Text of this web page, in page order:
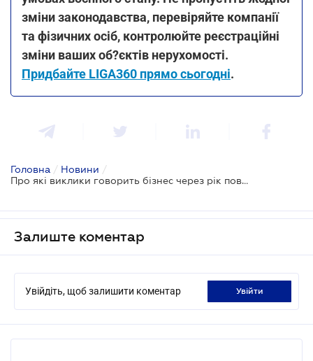
зміни законодавства, перевіряйте компанії
та фізичних осіб, контролюйте реєстраційні
зміни ваших об?єктів нерухомості.
Придбайте LIGA360 прямо сьогодні.
Головна / Новини /
Про які виклики говорить бізнес через рік повномасштабної війни
Залиште коментар
Увійдіть, щоб залишити коментар увійти